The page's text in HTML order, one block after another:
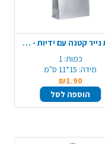
שקית נייר קטנה עם ידיות - כסף מטאלי
כמות: 1
מידה: 15*11 ס"מ
₪1.90
הוספה לסל